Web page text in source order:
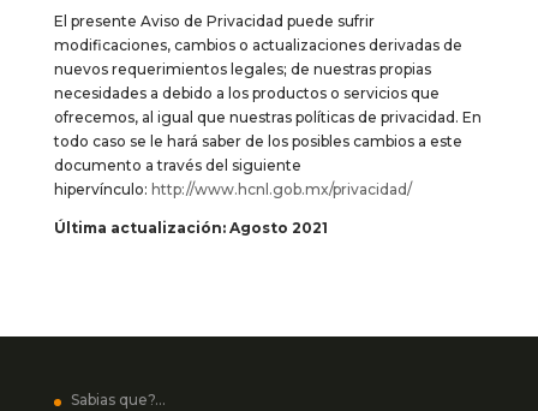
El presente Aviso de Privacidad puede sufrir
modificaciones, cambios o actualizaciones derivadas de
nuevos requerimientos legales; de nuestras propias
necesidades a debido a los productos o servicios que
ofrecemos, al igual que nuestras políticas de privacidad. En
todo caso se le hará saber de los posibles cambios a este
documento a través del siguiente
hipervínculo: http://www.hcnl.gob.mx/privacidad/
Última actualización: Agosto 2021
Sabias que?…